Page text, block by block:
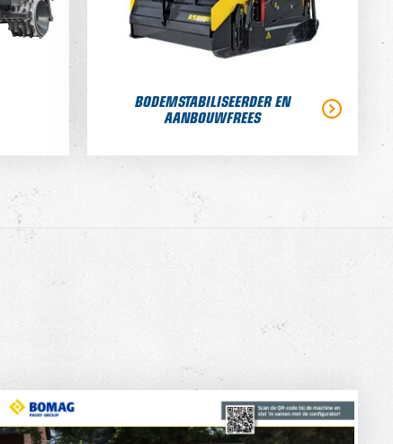
BODEMSTABILISEERDER EN
AANBOUWFREES